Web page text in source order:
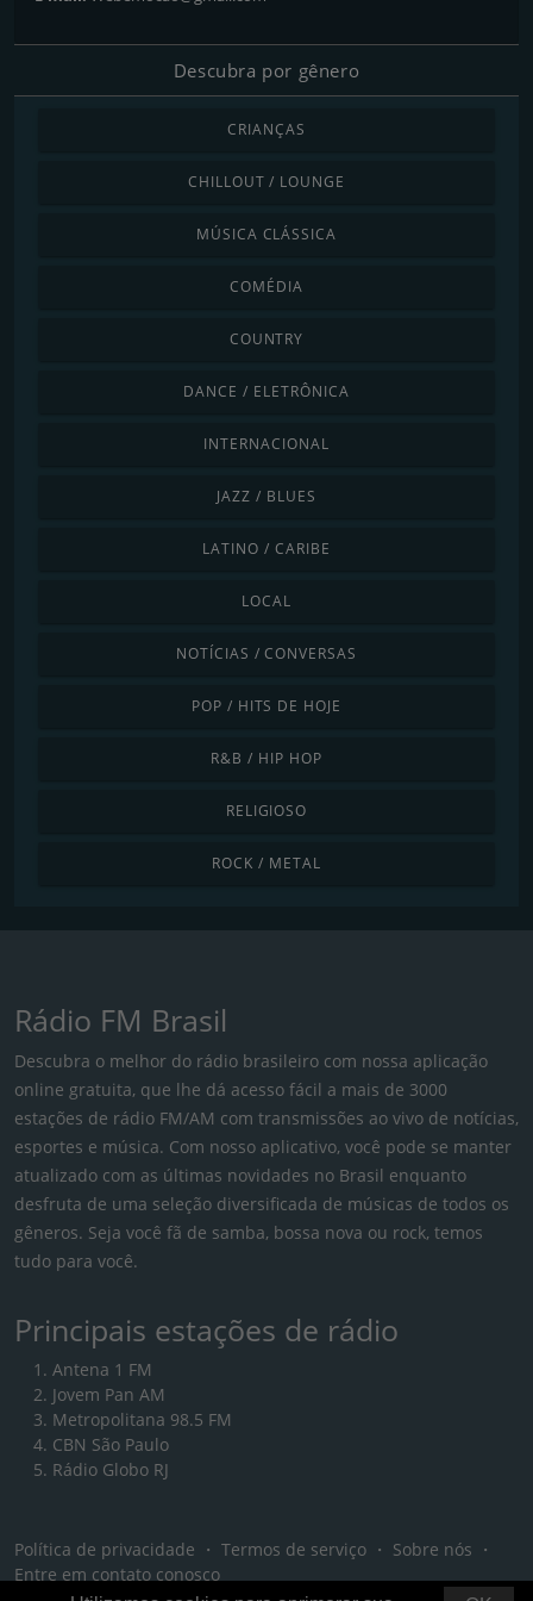
Descubra por gênero
CRIANÇAS
CHILLOUT / LOUNGE
MÚSICA CLÁSSICA
COMÉDIA
COUNTRY
DANCE / ELETRÔNICA
INTERNACIONAL
JAZZ / BLUES
LATINO / CARIBE
LOCAL
NOTÍCIAS / CONVERSAS
POP / HITS DE HOJE
R&B / HIP HOP
RELIGIOSO
ROCK / METAL
Rádio FM Brasil
Descubra o melhor do rádio brasileiro com nossa aplicação
online gratuita, que lhe dá acesso fácil a mais de 3000
estações de rádio FM/AM com transmissões ao vivo de notícias,
esportes e música. Com nosso aplicativo, você pode se manter
atualizado com as últimas novidades no Brasil enquanto
desfruta de uma seleção diversificada de músicas de todos os
gêneros. Seja você fã de samba, bossa nova ou rock, temos
tudo para você.
Principais estações de rádio
Antena 1 FM
Jovem Pan AM
Metropolitana 98.5 FM
CBN São Paulo
Rádio Globo RJ
Política de privacidade ・ Termos de serviço ・ Sobre nós ・
Entre em contato conosco